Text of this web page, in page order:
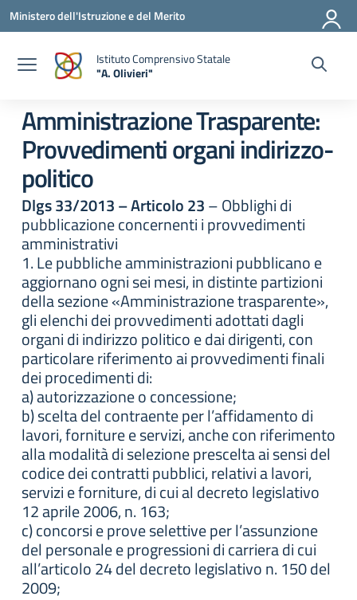
Vai ai contenuti
Vai al menu di navigazione
Vai al footer
Ministero dell'Istruzione e del Merito
Istituto Comprensivo Statale
"A. Olivieri"
Amministrazione Trasparente:
Provvedimenti organi indirizzo-
politico
Dlgs 33/2013 – Articolo 23– Obblighi di
pubblicazione concernenti i provvedimenti
amministrativi
1. Le pubbliche amministrazioni pubblicano e
aggiornano ogni sei mesi, in distinte partizioni
della sezione «Amministrazione trasparente»,
gli elenchi dei provvedimenti adottati dagli
organi di indirizzo politico e dai dirigenti, con
particolare riferimento ai provvedimenti finali
dei procedimenti di:
a) autorizzazione o concessione;
b) scelta del contraente per l’affidamento di
lavori, forniture e servizi, anche con riferimento
alla modalità di selezione prescelta ai sensi del
codice dei contratti pubblici, relativi a lavori,
servizi e forniture, di cui al decreto legislativo
12 aprile 2006, n. 163;
c) concorsi e prove selettive per l’assunzione
del personale e progressioni di carriera di cui
all’articolo 24 del decreto legislativo n. 150 del
2009;